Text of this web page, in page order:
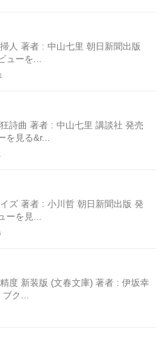
人 著者 : 中山七里 朝日新聞出版
ューを...
詩曲 著者 : 中山七里 講談社 発売
を見る&r...
ズ 著者 : 小川哲 朝日新聞出版 発
ーを見...
度 新装版 (文春文庫) 著者 : 伊坂幸
ク...